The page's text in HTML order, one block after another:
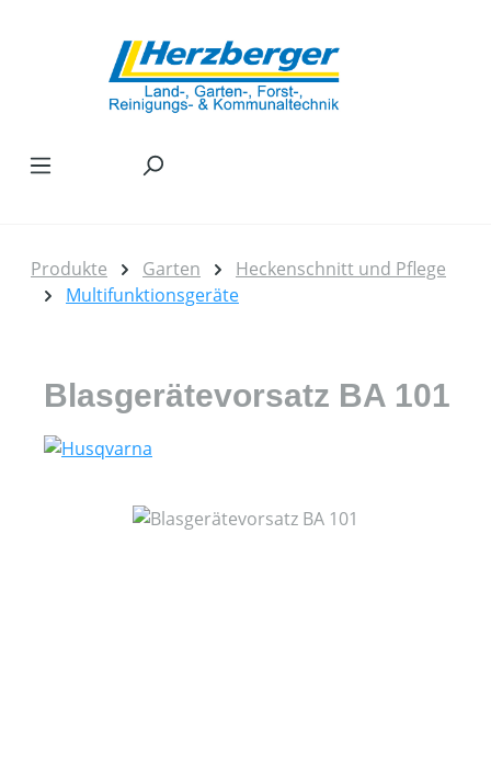
Produkte Garten
Heckenschnitt und Pflege
Multifunktionsgeräte
Blasgerätevorsatz BA 101
Bildergalerie überspringen